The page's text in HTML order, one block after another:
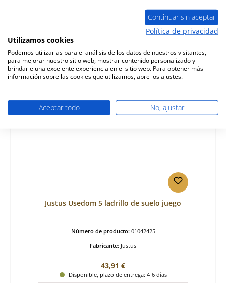
Precio normal:
Disponible, plazo de entrega: 4-6 días
Detalles
Justus Usedom 5 ladrillo de suelo juego
Número de producto: 01042425
Fabricante: Justus
Precio normal:
43,91 €
Disponible, plazo de entrega: 4-6 días
Continuar sin aceptar
Política de privacidad
Utilizamos cookies
Podemos utilizarlas para el análisis de los datos de nuestros visitantes,
para mejorar nuestro sitio web, mostrar contenido personalizado y
brindarle una excelente experiencia en el sitio web. Para obtener más
información sobre las cookies que utilizamos, abre los ajustes.
Aceptar todo No, ajustar